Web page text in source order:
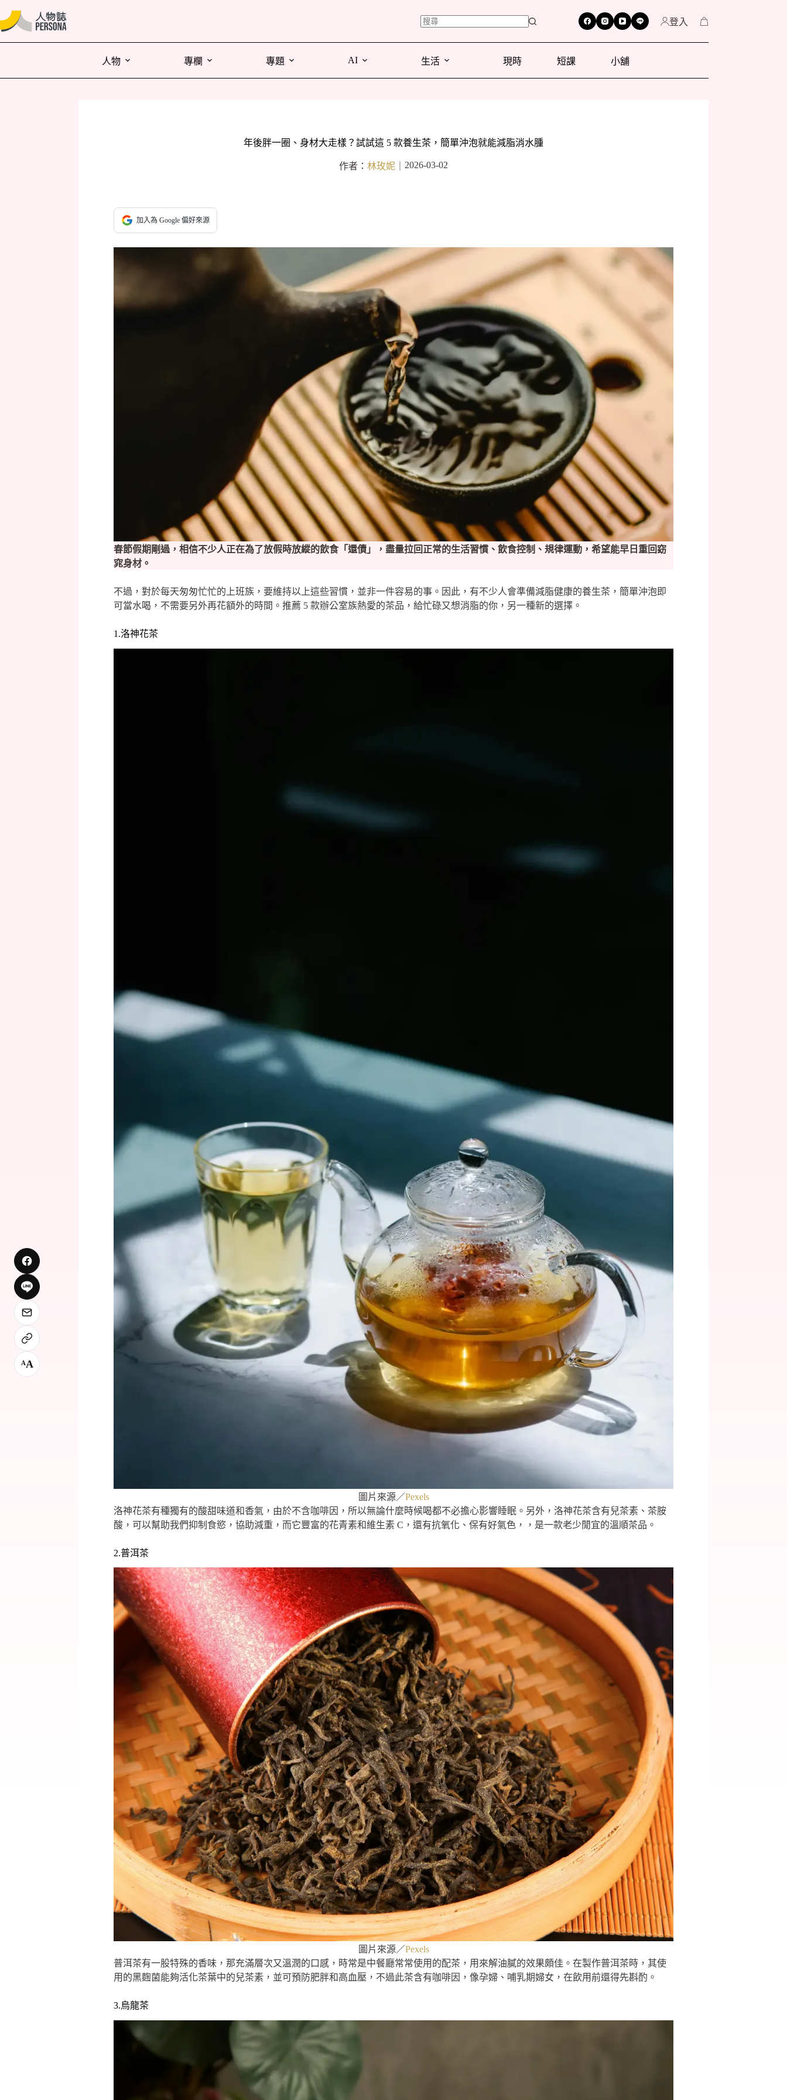
登入
人物 專欄 專題 AI 生活 現時 短課 小舖
年後胖一圈、身材大走樣？試試這 5 款養生茶，簡單沖泡就能減脂消水腫
作者： 林玫妮 2026-03-02
加入為 Google 偏好來源
春節假期剛過，相信不少人正在為了放假時放縱的飲食「還債」，盡量拉回正常的生活習慣、飲食控制、規律運動，希望能早日重回窈
窕身材。
不過，對於每天匆匆忙忙的上班族，要維持以上這些習慣，並非一件容易的事。因此，有不少人會準備減脂健康的養生茶，簡單沖泡即
可當水喝，不需要另外再花額外的時間。推薦 5 款辦公室族熱愛的茶品，給忙碌又想消脂的你，另一種新的選擇。
1.洛神花茶
圖片來源／Pexels
洛神花茶有種獨有的酸甜味道和香氣，由於不含咖啡因，所以無論什麼時候喝都不必擔心影響睡眠。另外，洛神花茶含有兒茶素、茶胺
酸，可以幫助我們抑制食慾，協助減重，而它豐富的花青素和維生素 C，還有抗氧化、保有好氣色，，是一款老少閒宜的溫順茶品。
2.普洱茶
圖片來源／Pexels
普洱茶有一股特殊的香味，那充滿層次又溫潤的口感，時常是中餐廳常常使用的配茶，用來解油膩的效果頗佳。在製作普洱茶時，其使
用的黑麴菌能夠活化茶葉中的兒茶素，並可預防肥胖和高血壓，不過此茶含有咖啡因，像孕婦、哺乳期婦女，在飲用前還得先斟酌。
3.烏龍茶
AA